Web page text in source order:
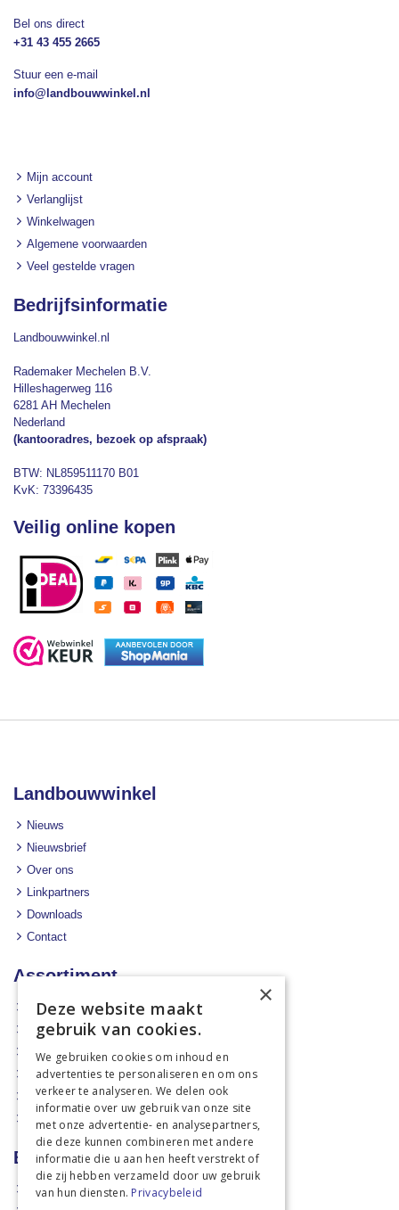
Bel ons direct
+31 43 455 2665
Stuur een e-mail
info@landbouwwinkel.nl
Mijn account
Verlanglijst
Winkelwagen
Algemene voorwaarden
Veel gestelde vragen
Bedrijfsinformatie
Landbouwwinkel.nl
Rademaker Mechelen B.V.
Hilleshagerweg 116
6281 AH Mechelen
Nederland
(kantooradres, bezoek op afspraak)
BTW: NL859511170 B01
KvK: 73396435
Veilig online kopen
Landbouwwinkel
Nieuws
Nieuwsbrief
Over ons
Linkpartners
Downloads
Contact
Assortiment
Aanbiedingen
Mechanisatie
Stal & Erf
Weidetechniek
Dierbenodigdheden
Actiefolders
Betalen en verzenden
Hoe bestellen?
×
Deze website maakt
gebruik van cookies.
We gebruiken cookies om inhoud en
advertenties te personaliseren en om ons
verkeer te analyseren. We delen ook
informatie over uw gebruik van onze site
met onze advertentie- en analysepartners,
die deze kunnen combineren met andere
informatie die u aan hen heeft verstrekt of
die zij hebben verzameld door uw gebruik
van hun diensten. Privacybeleid